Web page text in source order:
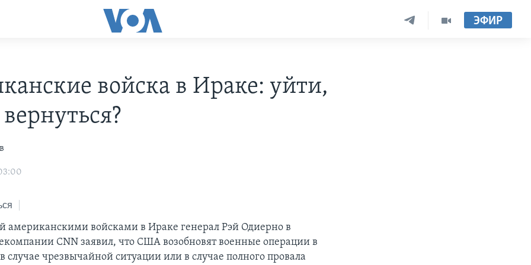
ЭФИР
войска в Ираке: уйти,
войсками в Ираке генерал Рэй Одиерно в
CNN заявил, что США возобновят военные операции в
случае чрезвычайной ситуации или в случае полного провала